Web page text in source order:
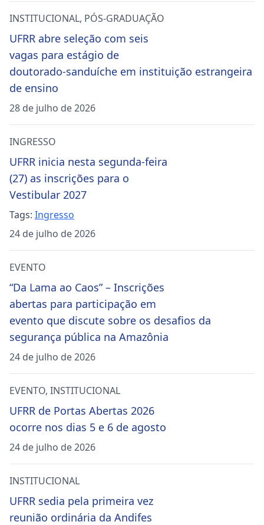
INSTITUCIONAL, PÓS-GRADUAÇÃO
UFRR abre seleção com seis
vagas para estágio de
doutorado-sanduíche em instituição estrangeira
de ensino
28 de julho de 2026
INGRESSO
UFRR inicia nesta segunda-feira
(27) as inscrições para o
Vestibular 2027
Tags: Ingresso
24 de julho de 2026
EVENTO
“Da Lama ao Caos” – Inscrições
abertas para participação em
evento que discute sobre os desafios da
segurança pública na Amazônia
24 de julho de 2026
EVENTO, INSTITUCIONAL
UFRR de Portas Abertas 2026
ocorre nos dias 5 e 6 de agosto
24 de julho de 2026
INSTITUCIONAL
UFRR sedia pela primeira vez
reunião ordinária da Andifes